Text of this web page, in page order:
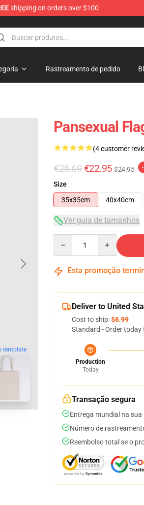
shipping on orders over $100
Rastreamento de pedido
template
Pansexual
(4 customer
€28.69 €22.95 $24.95
Size
35x35cm
40x40cm
Ver guia de tamanhos
Esta promoção
Deliver to United
Cost to ship:$6.99
Standard - Order today
Production
Today
Transação segura
Entrega mundial na sua
Número de
Reembolso total se o